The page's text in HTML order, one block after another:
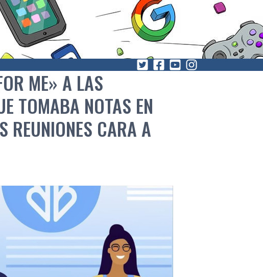
ME» A LAS
TOMABA NOTAS EN
REUNIONES CARA A